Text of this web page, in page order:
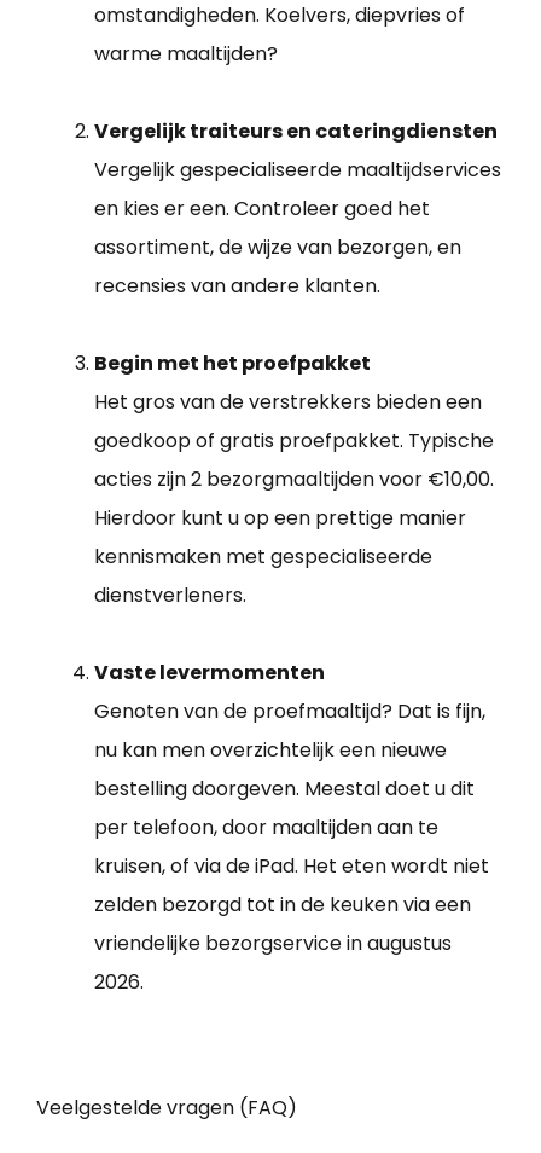
omstandigheden. Koelvers, diepvries of
warme maaltijden?
Vergelijk traiteurs en cateringdiensten
Vergelijk gespecialiseerde maaltijdservices
en kies er een. Controleer goed het
assortiment, de wijze van bezorgen, en
recensies van andere klanten.
Begin met het proefpakket
Het gros van de verstrekkers bieden een
goedkoop of gratis proefpakket. Typische
acties zijn 2 bezorgmaaltijden voor €10,00.
Hierdoor kunt u op een prettige manier
kennismaken met gespecialiseerde
dienstverleners.
Vaste levermomenten
Genoten van de proefmaaltijd? Dat is fijn,
nu kan men overzichtelijk een nieuwe
bestelling doorgeven. Meestal doet u dit
per telefoon, door maaltijden aan te
kruisen, of via de iPad. Het eten wordt niet
zelden bezorgd tot in de keuken via een
vriendelijke bezorgservice in augustus
2026.
Veelgestelde vragen (FAQ)